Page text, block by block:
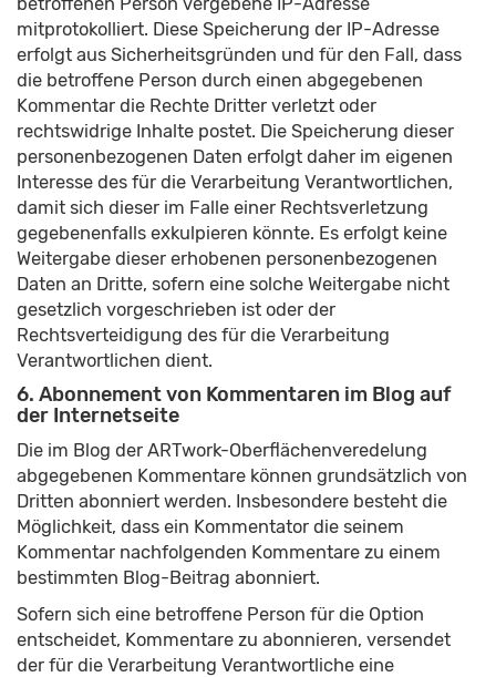
mitprotokolliert. Diese Speicherung der IP-Adresse
erfolgt aus Sicherheitsgründen und für den Fall, dass
die betroffene Person durch einen abgegebenen
Kommentar die Rechte Dritter verletzt oder
rechtswidrige Inhalte postet. Die Speicherung dieser
personenbezogenen Daten erfolgt daher im eigenen
Interesse des für die Verarbeitung Verantwortlichen,
damit sich dieser im Falle einer Rechtsverletzung
gegebenenfalls exkulpieren könnte. Es erfolgt keine
Weitergabe dieser erhobenen personenbezogenen
Daten an Dritte, sofern eine solche Weitergabe nicht
gesetzlich vorgeschrieben ist oder der
Rechtsverteidigung des für die Verarbeitung
Verantwortlichen dient.
6. Abonnement von Kommentaren im Blog auf
der Internetseite
Die im Blog der ARTwork-Oberflächenveredelung
abgegebenen Kommentare können grundsätzlich von
Dritten abonniert werden. Insbesondere besteht die
Möglichkeit, dass ein Kommentator die seinem
Kommentar nachfolgenden Kommentare zu einem
bestimmten Blog-Beitrag abonniert.
Sofern sich eine betroffene Person für die Option
entscheidet, Kommentare zu abonnieren, versendet
der für die Verarbeitung Verantwortliche eine